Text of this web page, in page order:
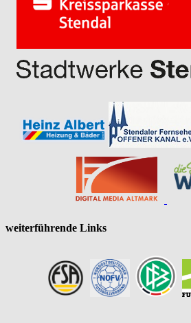
weiterführende Links